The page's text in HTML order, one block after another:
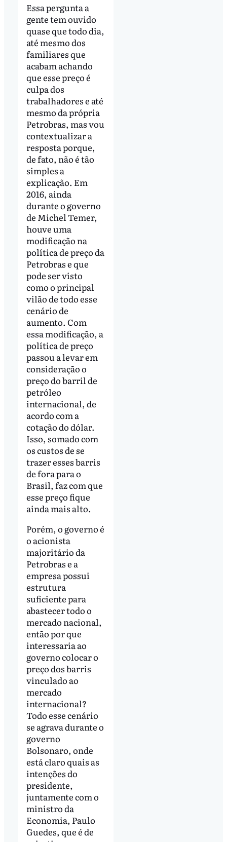
Essa pergunta a
gente tem ouvido
quase que todo dia,
até mesmo dos
familiares que
acabam achando
que esse preço é
culpa dos
trabalhadores e até
mesmo da própria
Petrobras, mas vou
contextualizar a
resposta porque,
de fato, não é tão
simples a
explicação. Em
2016, ainda
durante o governo
de Michel Temer,
houve uma
modificação na
política de preço da
Petrobras e que
pode ser visto
como o principal
vilão de todo esse
cenário de
aumento. Com
essa modificação, a
política de preço
passou a levar em
consideração o
preço do barril de
petróleo
internacional, de
acordo com a
cotação do dólar.
Isso, somado com
os custos de se
trazer esses barris
de fora para o
Brasil, faz com que
esse preço fique
ainda mais alto.
Porém, o governo é
o acionista
majoritário da
Petrobras e a
empresa possui
estrutura
suficiente para
abastecer todo o
mercado nacional,
então por que
interessaria ao
governo colocar o
preço dos barris
vinculado ao
mercado
internacional?
Todo esse cenário
se agrava durante o
governo
Bolsonaro, onde
está claro quais as
intenções do
presidente,
juntamente com o
ministro da
Economia, Paulo
Guedes, que é de